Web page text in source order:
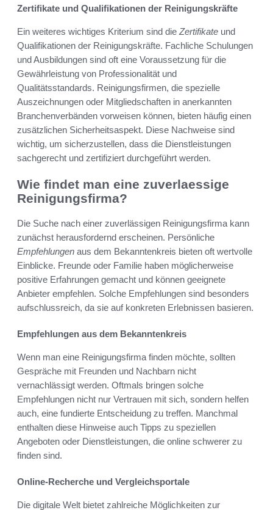
Zertifikate und Qualifikationen der Reinigungskräfte
Ein weiteres wichtiges Kriterium sind die Zertifikate und
Qualifikationen der Reinigungskräfte. Fachliche Schulungen
und Ausbildungen sind oft eine Voraussetzung für die
Gewährleistung von Professionalität und
Qualitätsstandards. Reinigungsfirmen, die spezielle
Auszeichnungen oder Mitgliedschaften in anerkannten
Branchenverbänden vorweisen können, bieten häufig einen
zusätzlichen Sicherheitsaspekt. Diese Nachweise sind
wichtig, um sicherzustellen, dass die Dienstleistungen
sachgerecht und zertifiziert durchgeführt werden.
Wie findet man eine zuverlaessige
Reinigungsfirma?
Die Suche nach einer zuverlässigen Reinigungsfirma kann
zunächst herausfordernd erscheinen. Persönliche
Empfehlungen aus dem Bekanntenkreis bieten oft wertvolle
Einblicke. Freunde oder Familie haben möglicherweise
positive Erfahrungen gemacht und können geeignete
Anbieter empfehlen. Solche Empfehlungen sind besonders
aufschlussreich, da sie auf konkreten Erlebnissen basieren.
Empfehlungen aus dem Bekanntenkreis
Wenn man eine Reinigungsfirma finden möchte, sollten
Gespräche mit Freunden und Nachbarn nicht
vernachlässigt werden. Oftmals bringen solche
Empfehlungen nicht nur Vertrauen mit sich, sondern helfen
auch, eine fundierte Entscheidung zu treffen. Manchmal
enthalten diese Hinweise auch Tipps zu speziellen
Angeboten oder Dienstleistungen, die online schwerer zu
finden sind.
Online-Recherche und Vergleichsportale
Die digitale Welt bietet zahlreiche Möglichkeiten zur